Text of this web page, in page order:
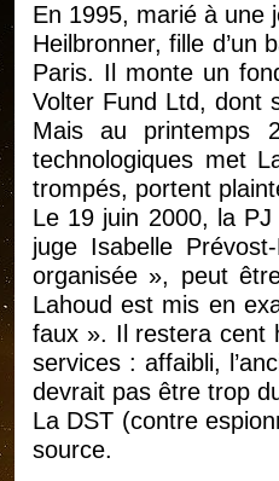
En 1995, marié à une
Heilbronner, fille d’un
Paris. Il monte un
Volter Fund Ltd, dont
Mais au printemps
technologiques met
trompés, portent
Le 19 juin 2000, la
juge Isabelle
organisée », peut
Lahoud est mis en
faux ». Il restera cent
services : affaibli,
devrait pas être trop
La DST (contre
source.